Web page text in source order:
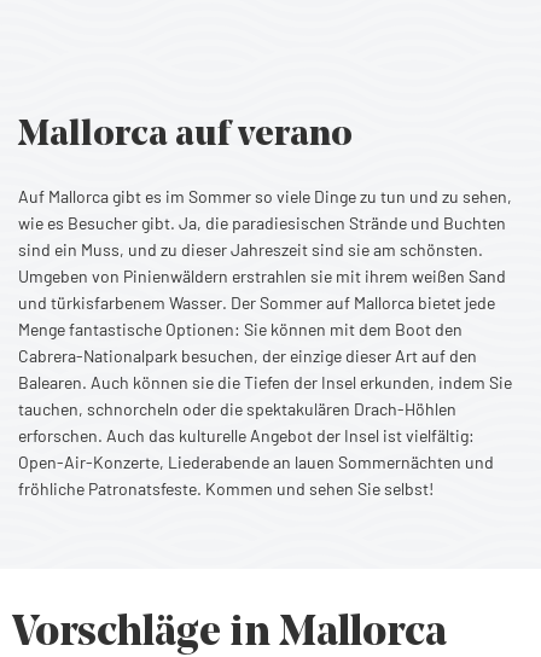
Mallorca auf verano
Auf Mallorca gibt es im Sommer so viele Dinge zu tun und zu sehen,
wie es Besucher gibt. Ja, die paradiesischen Strände und Buchten
sind ein Muss, und zu dieser Jahreszeit sind sie am schönsten.
Umgeben von Pinienwäldern erstrahlen sie mit ihrem weißen Sand
und türkisfarbenem Wasser. Der Sommer auf Mallorca bietet jede
Menge fantastische Optionen: Sie können mit dem Boot den
Cabrera-Nationalpark besuchen, der einzige dieser Art auf den
Balearen. Auch können sie die Tiefen der Insel erkunden, indem Sie
tauchen, schnorcheln oder die spektakulären Drach-Höhlen
erforschen. Auch das kulturelle Angebot der Insel ist vielfältig:
Open-Air-Konzerte, Liederabende an lauen Sommernächten und
fröhliche Patronatsfeste. Kommen und sehen Sie selbst!
Vorschläge in Mallorca